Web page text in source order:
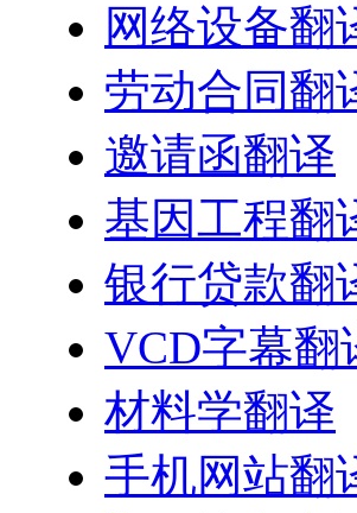
网络设备翻
劳动合同翻
邀请函翻译
基因工程翻
银行贷款翻
VCD字幕翻
材料学翻译
手机网站翻